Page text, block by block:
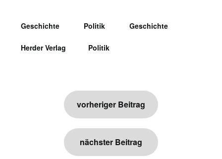
Geschichte Politik Geschichte
Herder Verlag Politik
Beitragsnavigation
vorheriger Beitrag
nächster Beitrag